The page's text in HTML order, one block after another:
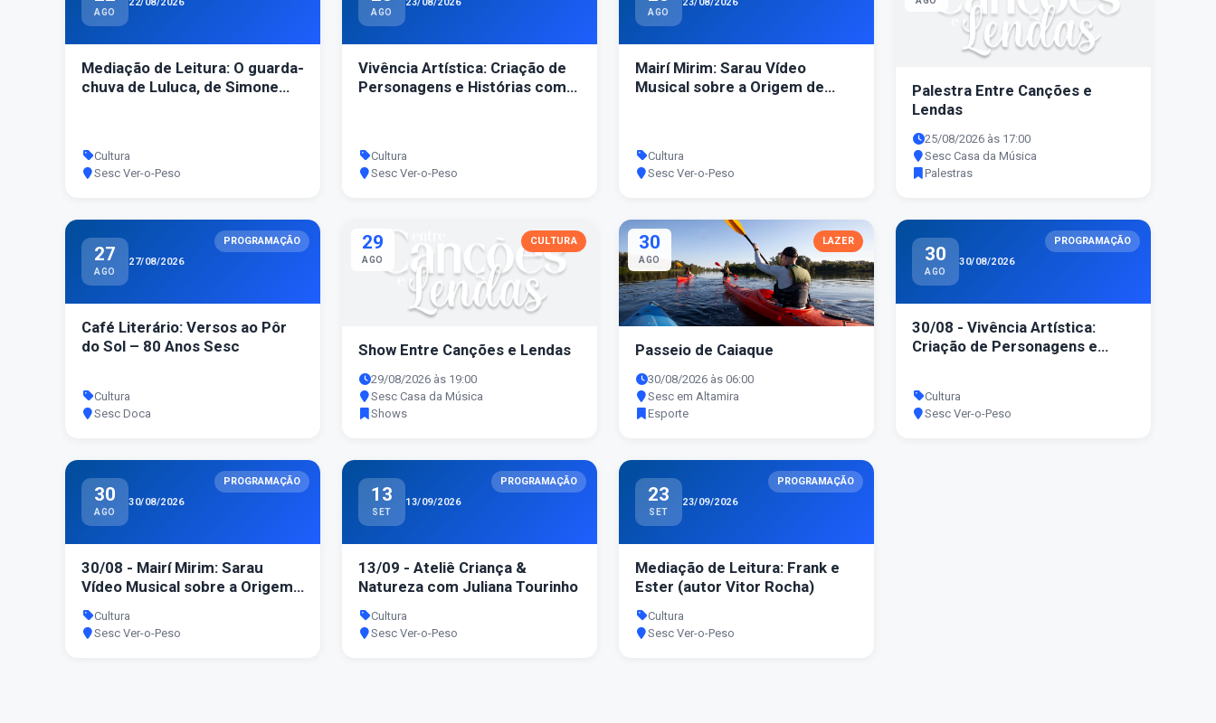
AGO
Mediação de Leitura: O guarda-
chuva de Luluca, de Simone
Cultura
Sesc Ver-o-Peso
AGO
Vivência Artística: Criação de
Personagens e Histórias com
Cultura
Sesc Ver-o-Peso
AGO
Mairí Mirim: Sarau Vídeo
Musical sobre a Origem de
Cultura
Sesc Ver-o-Peso
Palestra Entre Canções e
Lendas
25/08/2026 às 17:00
Sesc Casa da Música
Palestras
27
AGO
27/08/2026
PROGRAMAÇÃO
Café Literário: Versos ao Pôr
do Sol – 80 Anos Sesc
Cultura
Sesc Doca
29
AGO
CULTURA
Show Entre Canções e Lendas
29/08/2026 às 19:00
Sesc Casa da Música
Shows
30
AGO
LAZER
Passeio de Caiaque
30/08/2026 às 06:00
Sesc em Altamira
Esporte
30
AGO
30/08/2026
PROGRAMAÇÃO
30/08 - Vivência Artística:
Criação de Personagens e
Cultura
Sesc Ver-o-Peso
30
AGO
30/08/2026
PROGRAMAÇÃO
30/08 - Mairí Mirim: Sarau
Vídeo Musical sobre a Origem
Cultura
Sesc Ver-o-Peso
13
SET
13/09/2026
PROGRAMAÇÃO
13/09 - Ateliê Criança &
Natureza com Juliana Tourinho
Cultura
Sesc Ver-o-Peso
23
SET
23/09/2026
PROGRAMAÇÃO
Mediação de Leitura: Frank e
Ester (autor Vitor Rocha)
Cultura
Sesc Ver-o-Peso